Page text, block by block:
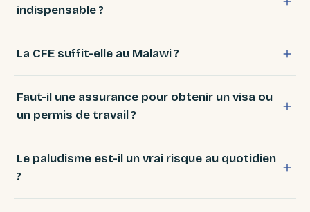
indispensable ?
La CFE suffit-elle au Malawi ?
Faut-il une assurance pour obtenir un visa ou
un permis de travail ?
Le paludisme est-il un vrai risque au quotidien
?